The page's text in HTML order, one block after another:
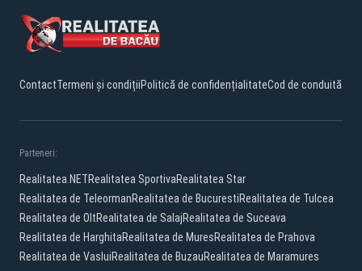
ContactTermeni și condițiiPolitică de confidențialitateCod de conduită
Parteneri:
Realitatea.NETRealitatea SportivaRealitatea Star
Realitatea de TeleormanRealitatea de BucurestiRealitatea de Tulcea
Realitatea de OltRealitatea de SalajRealitatea de Suceava
Realitatea de HarghitaRealitatea de MuresRealitatea de Prahova
Realitatea de VasluiRealitatea de BuzauRealitatea de Maramures